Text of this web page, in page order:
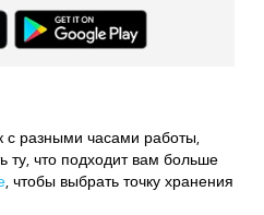
с разными часами работы,
ту, что подходит вам больше
, чтобы выбрать точку хранения